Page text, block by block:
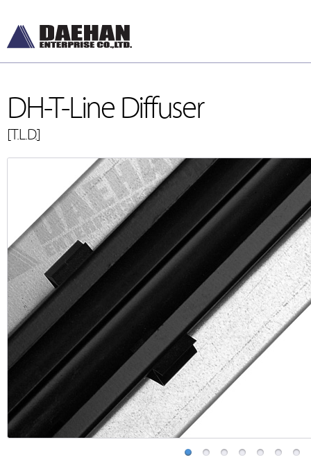
DH-T-Line Diffuser
[T.L.D.]
DH-Diffusers
[디퓨저]
DH-Ceiling &
[천장형, 벽체형]
DH-Floor Diffusers
[바닥형]
DH-Dampers
[댐퍼]
Grilles and Louvers
[그릴, 루버]
ETC , Accessories
[악세서리]